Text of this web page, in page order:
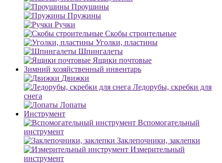
Проушины
Пружины
Ручки
Скобы строительные
Уголки, пластины
Шпингалеты
Ящики почтовые
Зимний хозяйственный инвентарь
Движки
Ледорубы, скребки для
снега
Лопаты
Инструмент
Вспомогательный
инструмент
Заклепочники, заклепки
Измерительный
инструмент